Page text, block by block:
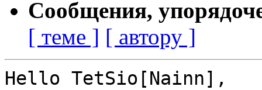
Сообщения,
[ теме ] [ автору ]
Hello TetSio[Nainn],